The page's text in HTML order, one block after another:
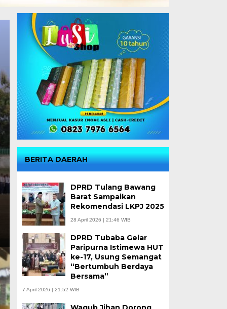
BERITA DAERAH
DPRD Tulang Bawang
Barat Sampaikan
Rekomendasi LKPJ 2025
28 April 2026 | 21:46 WIB
DPRD Tubaba Gelar
Paripurna Istimewa HUT
ke-17, Usung Semangat
“Bertumbuh Berdaya
Bersama”
7 April 2026 | 21:52 WIB